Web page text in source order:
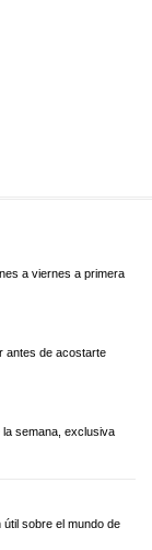
a viernes a primera
antes de acostarte
semana, exclusiva
sobre el mundo de